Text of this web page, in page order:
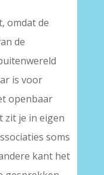
omdat de
de
is voor
openbaar
zit je in eigen
soms
kant het